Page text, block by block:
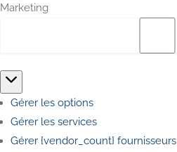
Marketing
Marketing
Gérer les options
Gérer les services
Gérer {vendor_count} fournisseurs